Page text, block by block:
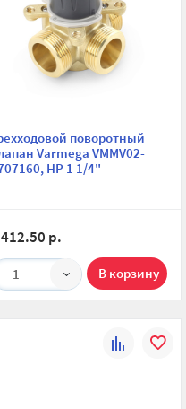
поворотный
Varmega VMMV02-
НР 1 1/4"
р.
1